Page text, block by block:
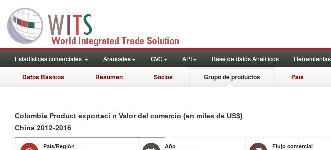
Estadísticas comerciales Aranceles GVC API Base de datos Analiticos Herramientas
Datos Básicos Resumen Socios Grupo de productos País
Colombia Product exportaci n Valor del comercio (en miles de US$)
China 2012-2016
País/Región
Año
Flujo comercial